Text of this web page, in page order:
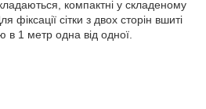
компактні у складеному
фіксації сітки з двох сторін вшиті
в 1 метр одна від одної.